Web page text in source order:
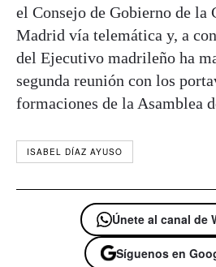
el Consejo de Gobierno de la
Madrid vía telemática y, a
del Ejecutivo madrileño ha
segunda reunión con los
formaciones de la Asamblea
ISABEL DÍAZ AYUSO
Únete al canal de
Síguenos en